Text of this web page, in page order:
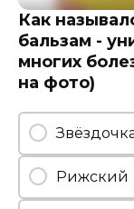
Как
бальзам -
многих
на фото)
Рижский